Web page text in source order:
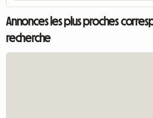
Annonces les plus proches
recherche